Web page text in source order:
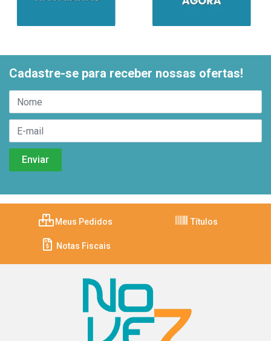
Cadastre-se para receber nossas ofertas!
Meus Pedidos Títulos
Notas Fiscais